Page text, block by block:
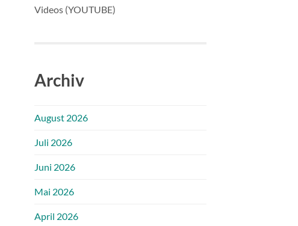
Videos (YOUTUBE)
Archiv
August 2026
Juli 2026
Juni 2026
Mai 2026
April 2026